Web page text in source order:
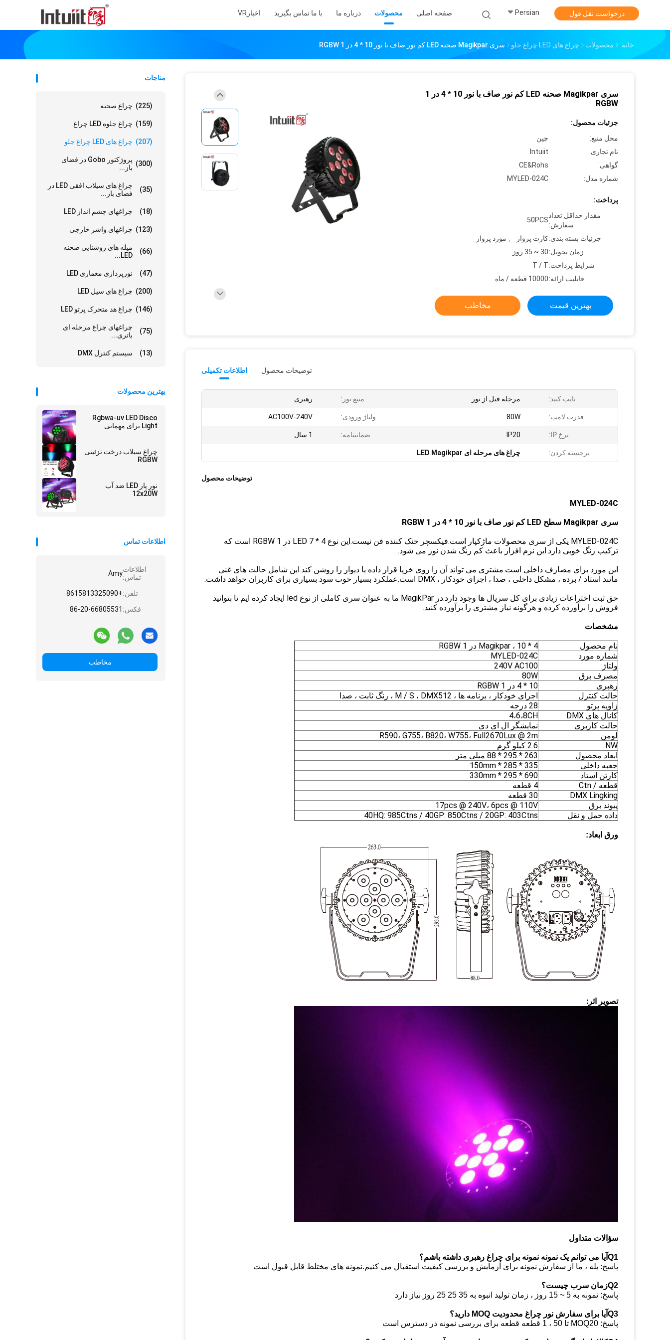
صفحه اصلی محصولات درباره ما با ما تماس بگیرید اخبار VR Persian درخواست نقل قول
خانه محصولات چراغ های LED چراغ جلو سری Magikpar صحنه LED کم نور صاف با نور 10 * 4 در 1 RGBW
مناجات
چراغ صحنه (225)
چراغ جلوه LED چراغ (159)
چراغ های LED چراغ جلو (207)
پروژکتور Gobo در فضای
باز...
(300)
چراغ های سیلاب افقی LED در
فضای باز...
(35)
چراغهای چشم انداز LED (18)
چراغهای واشر خارجی (123)
میله های روشنایی صحنه
LED...
(66)
نورپردازی معماری LED (47)
چراغ های سیل LED (200)
چراغ هد متحرک پرتو LED (146)
چراغهای چراغ مرحله ای
باتری...
(75)
سیستم کنترل DMX (13)
بهترین محصولات
Rgbwa-uv LED Disco
Light برای مهمانی
چراغ سیلاب درخت تزئینی
RGBW
نور پار LED ضد آب
12x20W
اطلاعات تماس
اطلاعات
تماس:Amy
تلفن:+8615813325090
فکس: 86-20-66805531
مخاطب
سری Magikpar صحنه LED کم نور صاف با نور 10 * 4 در 1
RGBW
جزئیات محصول:
محل منبع:
چین
نام تجاری:
Intuiit
گواهی:
CE&Rohs
شماره مدل:
MYLED-024C
پرداخت:
مقدار حداقل تعداد
سفارش:
50PCS
جزئیات بسته بندی:کارت پرواز 、 مورد پرواز
زمان تحویل:30 ~ 35 روز
شرایط پرداخت:T / T
قابلیت ارائه:10000 قطعه / ماه
بهترین قیمت مخاطب
اطلاعات تکمیلی توضیحات محصول
تایپ کنید: مرحله قبل از نور منبع نور: رهبری
قدرت لامپ: 80W ولتاژ ورودی: AC100V-240V
نرخ IP: IP20 ضمانتنامه: 1 سال
برجسته کردن: چراغ های مرحله ای LED Magikpar
توضیحات محصول
MYLED-024C
سری Magikpar سطح LED کم نور صاف با نور 10 * 4 در 1 RGBW
MYLED-024C یکی از سری محصولات ماژکپار است.فیکسچر خنک کننده فن نیست.این نوع LED 7 * 4 در 1 RGBW است که
ترکیب رنگ خوبی دارد.این نرم افزار باعث کم رنگ شدن نور می شود.
این مورد برای مصارف داخلی است.مشتری می تواند آن را روی خرپا قرار داده یا دیوار را روشن کند.این شامل حالت های غنی
مانند استاد / برده ، مشکل داخلی ، صدا ، اجرای خودکار ، DMX است.عملکرد بسیار خوب سود بسیاری برای کاربران خواهد داشت.
حق ثبت اختراعات زیادی برای کل سریال ها وجود دارد.در MagikPar ما به عنوان سری کاملی از نوع led ایجاد کرده ایم تا بتوانید
فروش را برآورده کرده و هرگونه نیاز مشتری را برآورده کنید.
مشخصات
نام محصول
Magikpar ، 10 * 4 در 1 RGBW
شماره مورد
MYLED-024C
ولتاژ
240V AC100
مصرف برق
80W
رهبری
10 * 4 در 1 RGBW
حالت کنترل
اجرای خودکار ، برنامه ها ، M / S ، DMX512 ، رنگ ثابت ، صدا
زاویه پرتو
28 درجه
کانال های DMX
4،6،8CH
حالت کاربری
نمایشگر ال ای دی
لومن
R590، G755، B820، W755، Full2670Lux @ 2m
NW
2.6 کیلو گرم
ابعاد محصول
263 * 295 * 88 میلی متر
جعبه داخلی
335 * 285 * 150mm
کارتن استاد
690 * 295 * 330mm
قطعه / Ctn
4 قطعه
DMX Lingking
30 قطعه
پیوند برق
17pcs @ 240V، 6pcs @ 110V
داده حمل و نقل
40HQ: 985Ctns / 40GP: 850Ctns / 20GP: 403Ctns
ورق ابعاد:
تصویر اثر:
سؤالات متداول
Q1آیا می توانم یک نمونه نمونه برای چراغ رهبری داشته باشم؟
پاسخ: بله ، ما از سفارش نمونه برای آزمایش و بررسی کیفیت استقبال می کنیم.نمونه های مختلط قابل قبول است
Q2زمان سرب چیست؟
پاسخ: نمونه به 5 ~ 15 روز ، زمان تولید انبوه به 35 25 25 روز نیاز دارد
Q3آیا برای سفارش نور چراغ محدودیت MOQ دارید؟
پاسخ: MOQ20 تا 50 ، 1 قطعه قطعه برای بررسی نمونه در دسترس است